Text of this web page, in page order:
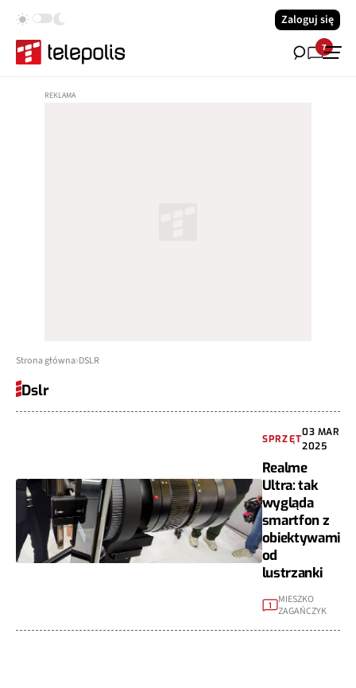
Zaloguj się
7
Strona główna DSLR
Dslr
SPRZĘT
03 MAR
2025
Realme
Ultra: tak
wygląda
smartfon z
obiektywami
od
lustrzanki
1
MIESZKO
ZAGAŃCZYK